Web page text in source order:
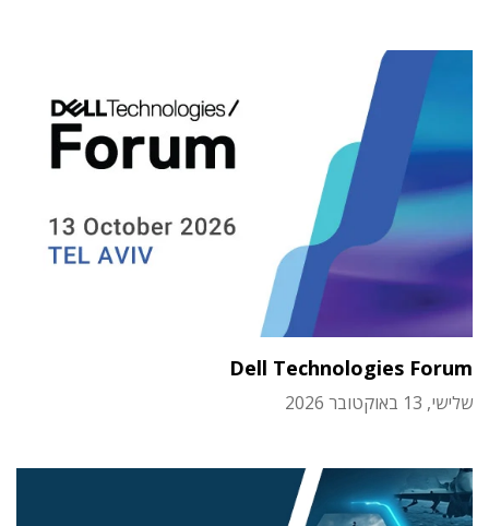
Dell Technologies Forum
שלישי, 13 באוקטובר 2026